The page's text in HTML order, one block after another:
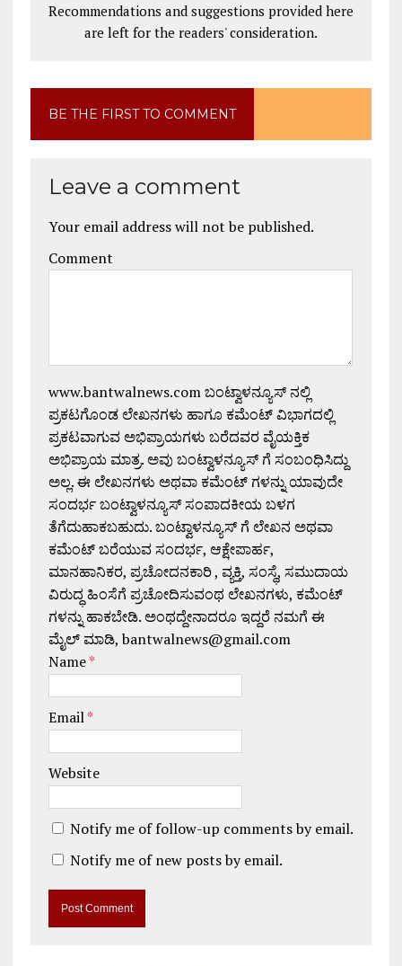
Recommendations and suggestions provided here
are left for the readers' consideration.
BE THE FIRST TO COMMENT
Leave a comment
Your email address will not be published.
Comment
www.bantwalnews.com ಬಂಟ್ವಾಳನ್ಯೂಸ್ ನಲ್ಲಿ
ಪ್ರಕಟಗೊಂಡ ಲೇಖನಗಳು ಹಾಗೂ ಕಮೆಂಟ್ ವಿಭಾಗದಲ್ಲಿ
ಪ್ರಕಟವಾಗುವ ಅಭಿಪ್ರಾಯಗಳು ಬರೆದವರ ವೈಯಕ್ತಿಕ
ಅಭಿಪ್ರಾಯ ಮಾತ್ರ. ಅವು ಬಂಟ್ವಾಳನ್ಯೂಸ್ ಗೆ ಸಂಬಂಧಿಸಿದ್ದು
ಅಲ್ಲ. ಈ ಲೇಖನಗಳು ಅಥವಾ ಕಮೆಂಟ್ ಗಳನ್ನು ಯಾವುದೇ
ಸಂದರ್ಭ ಬಂಟ್ವಾಳನ್ಯೂಸ್ ಸಂಪಾದಕೀಯ ಬಳಗ
ತೆಗೆದುಹಾಕಬಹುದು. ಬಂಟ್ವಾಳನ್ಯೂಸ್ ಗೆ ಲೇಖನ ಅಥವಾ
ಕಮೆಂಟ್ ಬರೆಯುವ ಸಂದರ್ಭ, ಆಕ್ಷೇಪಾರ್ಹ,
ಮಾನಹಾನಿಕರ, ಪ್ರಚೋದನಕಾರಿ , ವ್ಯಕ್ತಿ, ಸಂಸ್ಥೆ, ಸಮುದಾಯ
ವಿರುದ್ಧ ಹಿಂಸೆಗೆ ಪ್ರಚೋದಿಸುವಂಥ ಲೇಖನಗಳು, ಕಮೆಂಟ್
ಗಳನ್ನು ಹಾಕಬೇಡಿ. ಅಂಥದ್ದೇನಾದರೂ ಇದ್ದರೆ ನಮಗೆ ಈ
ಮೈಲ್ ಮಾಡಿ, bantwalnews@gmail.com
Name*
Email*
Website
Notify me of follow-up comments by email.
Notify me of new posts by email.